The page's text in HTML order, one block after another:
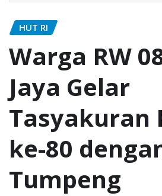
HUT RI
Warga RW
Jaya Gelar
Tasyakuran
ke-80
Tumpeng